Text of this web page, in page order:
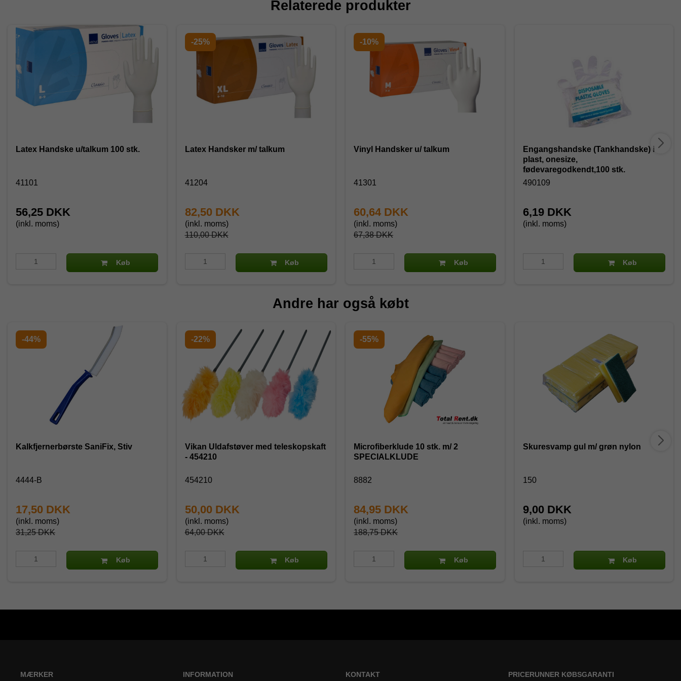
Relaterede produkter
Latex Handske u/talkum 100 stk.
41101
56,25 DKK
(inkl. moms)
Køb
-25%
Latex Handsker m/ talkum
41204
110,00 DKK
82,50 DKK
(inkl. moms)
Køb
-10%
Vinyl Handsker u/ talkum
41301
67,38 DKK
60,64 DKK
(inkl. moms)
Køb
Engangshandske (Tankhandske) i
plast, onesize,
fødevaregodkendt,100 stk.
490109
6,19 DKK
(inkl. moms)
Køb
Andre har også købt
-44%
Kalkfjernerbørste SaniFix, Stiv
4444-B
31,25 DKK
17,50 DKK
(inkl. moms)
Køb
-22%
Vikan Uldafstøver med teleskopskaft
- 454210
454210
64,00 DKK
50,00 DKK
(inkl. moms)
Køb
-55%
Microfiberklude 10 stk. m/ 2
SPECIALKLUDE
8882
188,75 DKK
84,95 DKK
(inkl. moms)
Køb
Skuresvamp gul m/ grøn nylon
150
9,00 DKK
(inkl. moms)
Køb
MÆRKER INFORMATION KONTAKT PRICERUNNER KØBSGARANTI